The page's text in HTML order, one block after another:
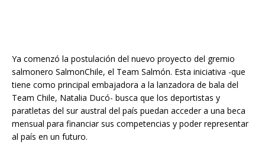
Ya comenzó la postulación del nuevo proyecto del gremio
salmonero SalmonChile, el Team Salmón. Esta iniciativa -que
tiene como principal embajadora a la lanzadora de bala del
Team Chile, Natalia Ducó- busca que los deportistas y
paratletas del sur austral del país puedan acceder a una beca
mensual para financiar sus competencias y poder representar
al país en un futuro.